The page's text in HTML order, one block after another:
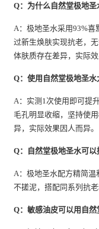
Q：为什么自然堂极地圣
A：极地圣水采用93%
过新生焕肤实现抗老，
体肤质存在差异，实际效
Q：使用自然堂极地圣水
A：实测1次使用即可提
毛孔明显收缩，坚持使
异，实际效果因人而异。
Q：自然堂极地圣水可以
A：极地圣水配方精简
不搓泥，搭配同系列抗
Q：敏感油皮可以用自然